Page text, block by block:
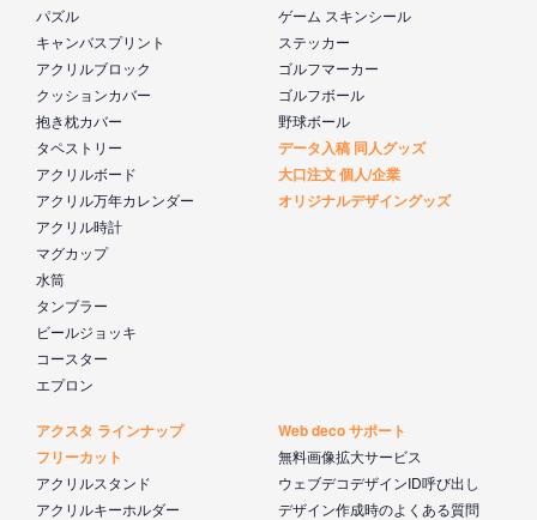
パズル
キャンバスプリント
アクリルブロック
クッションカバー
抱き枕カバー
タペストリー
アクリルボード
アクリル万年カレンダー
アクリル時計
マグカップ
水筒
タンブラー
ビールジョッキ
コースター
エプロン
ゲーム スキンシール
ステッカー
ゴルフマーカー
ゴルフボール
野球ボール
データ入稿 同人グッズ
大口注文 個人/企業
オリジナルデザイングッズ
アクスタ ラインナップ
フリーカット
アクリルスタンド
アクリルキーホルダー
Web deco サポート
無料画像拡大サービス
ウェブデコデザインID呼び出し
デザイン作成時のよくある質問